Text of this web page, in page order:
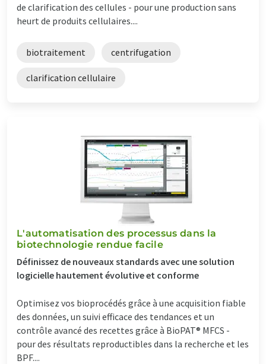
de clarification des cellules - pour une production sans
heurt de produits cellulaires....
biotraitement centrifugation
clarification cellulaire
L'automatisation des processus dans la
biotechnologie rendue facile
Définissez de nouveaux standards avec une solution
logicielle hautement évolutive et conforme
Optimisez vos bioprocédés grâce à une acquisition fiable
des données, un suivi efficace des tendances et un
contrôle avancé des recettes grâce à BioPAT® MFCS -
pour des résultats reproductibles dans la recherche et les
BPF....